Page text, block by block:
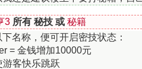
3 所有 秘技 或 秘籍
名称，便可开启密技状态：
= 金钱增加10000元
游客快乐跳跃